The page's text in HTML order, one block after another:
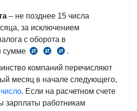
– не позднее 15 числа
за исключением
с оборота в
сумме
п.
1
ч.
3
ст.
ч.
4
ст.
470
НК
ч.
8
ст.
470-
1
.
компаний перечисляют
месяц в начале следующего,
. Если на расчетном счете
зарплаты работникам